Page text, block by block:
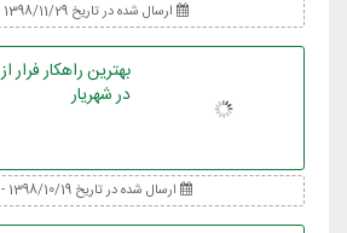
ارسال شده در تاریخ 1398/11/29 - 11:15
بهترین راهکار فرار
در شهریار
ارسال شده در تاریخ 1398/10/19 - 15:55